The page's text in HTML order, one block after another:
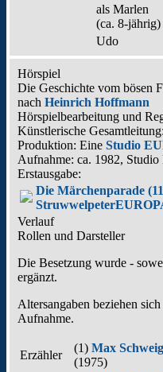
als Marlen
(ca. 8‑jährig)
Udo
Hörspiel
Die Geschichte vom bösen
nach Heinrich Hoffmann
Hörspielbearbeitung und
Künstlerische Gesamtleitung:
Produktion: Eine Studio
Aufnahme: ca. 1982,
Erstausgabe:
Die Märchenparade
Struwwelpeter
Verlauf
Rollen und Darsteller
Die Besetzung wurde -
ergänzt.
Altersangaben beziehen
Aufnahme.
Erzähler
(1) Max
(1975)